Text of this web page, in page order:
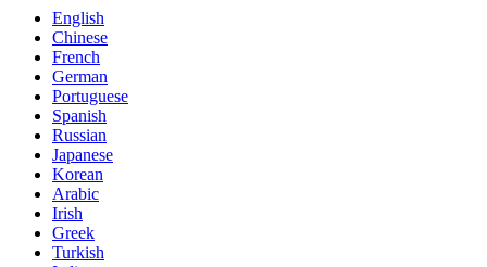
English
Chinese
French
German
Portuguese
Spanish
Russian
Japanese
Korean
Arabic
Irish
Greek
Turkish